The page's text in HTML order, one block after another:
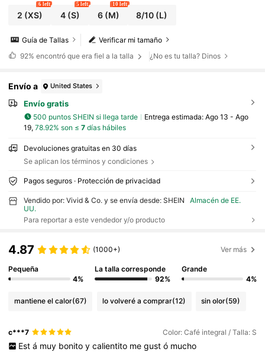
2 (XS)
6 left
4(S)
5 left
6(M)
10 left
8/10 (L)
Verificar mi tamaño
Guía de Tallas
92% encontró que era fiel a la talla ¿No es tu talla? Dinos
Envío a United States
Envío gratis
500 puntos SHEIN si llega tarde Entrega estimada: Ago 13 - Ago
19, 78.92% son ≤ 7días hábiles
Devoluciones gratuitas en 30 días
Se aplican los términos y condiciones
Pagos seguros · Protección de privacidad
Vendido por: Vivid & Co. y se envía desde: SHEIN
Almacén de EE.
UU.
Para reportar a este vendedor y/o producto
4.87 (1000+) Ver más
Pequeña
4%
La talla corresponde
92%
Grande
4%
mantiene el calor(67) lo volveré a comprar(12) sin olor(59)
c***7 Color: Café integral / Talla: S
Est á muy bonito y calientito me gust ó mucho